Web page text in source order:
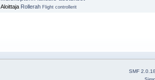
Aloittaja Rollerah Flight controllerit
SMF